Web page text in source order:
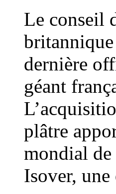
Le conseil
dernière
géant
plâtre
mondial
Isover,